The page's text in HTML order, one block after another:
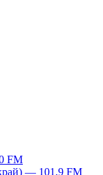
FM
— 101,9 FM